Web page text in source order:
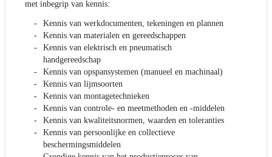
met inbegrip van kennis:
Kennis van werkdocumenten, tekeningen en plannen
Kennis van materialen en gereedschappen
Kennis van elektrisch en pneumatisch
handgereedschap
Kennis van opspansystemen (manueel en machinaal)
Kennis van lijmsoorten
Kennis van montagetechnieken
Kennis van controle- en meetmethoden en -middelen
Kennis van kwaliteitsnormen, waarden en toleranties
Kennis van persoonlijke en collectieve
beschermingsmiddelen